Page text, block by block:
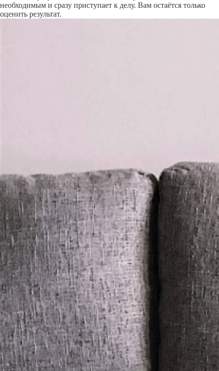
необходимым и сразу приступает к делу. Вам остаётся только
оценить результат.